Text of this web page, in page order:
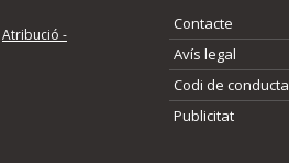
Atribució -
Contacte
Avís legal
Codi de conducta
Publicitat